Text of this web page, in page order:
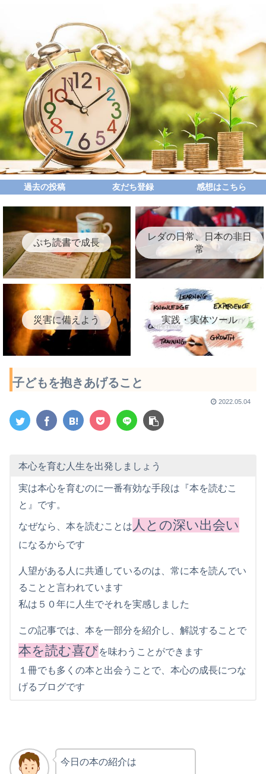
過去の投稿 友だち登録 感想はこちら
ぷち読書で成長
レダの日常、日本の非日
常
災害に備えよう 実践・実体ツール
子どもを抱きあげること
2022.05.04
本心を育む人生を出発しましょう
実は本心を育むのに一番有効な手段は『本を読むこ
と』です。
なぜなら、本を読むことは 人との深い出会い
になるからです
人望がある人に共通しているのは、常に本を読んでい
ることと言われています
私は５０年に人生でそれを実感しました
この記事では、本を一部分を紹介し、解説することで
本を読む喜びを味わうことができます
１冊でも多くの本と出会うことで、本心の成長につな
げるブログです
今日の本の紹介は